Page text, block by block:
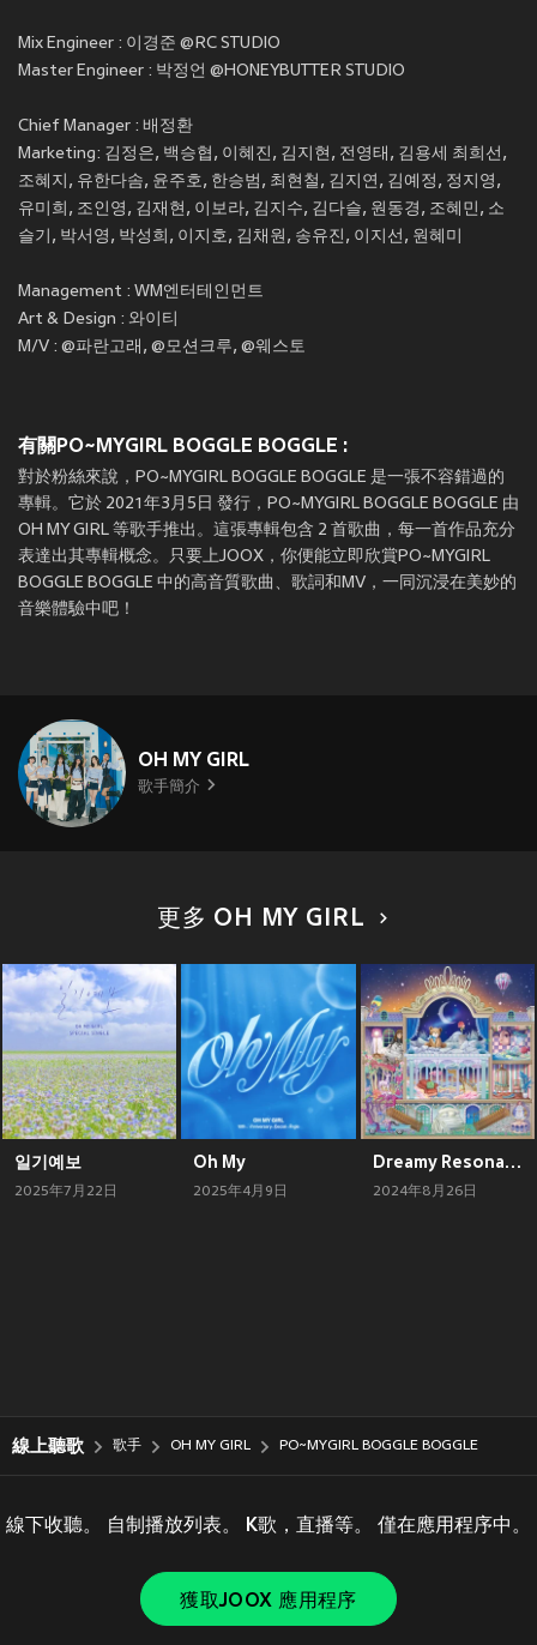
Mix Engineer : 이경준 @RC STUDIO
Master Engineer : 박정언 @HONEYBUTTER STUDIO
Chief Manager : 배정환
Marketing: 김정은, 백승협, 이혜진, 김지현, 전영태, 김용세 최희선,
조혜지, 유한다솜, 윤주호, 한승범, 최현철, 김지연, 김예정, 정지영,
유미희, 조인영, 김재현, 이보라, 김지수, 김다슬, 원동경, 조혜민, 소
슬기, 박서영, 박성희, 이지호, 김채원, 송유진, 이지선, 원혜미
Management : WM엔터테인먼트
Art & Design : 와이티
M/V : @파란고래, @모션크루, @웨스토
有關PO~MYGIRL BOGGLE BOGGLE :
對於粉絲來說，PO~MYGIRL BOGGLE BOGGLE 是一張不容錯過的
專輯。它於 2021年3月5日 發行，PO~MYGIRL BOGGLE BOGGLE 由
OH MY GIRL 等歌手推出。這張專輯包含 2 首歌曲，每一首作品充分
表達出其專輯概念。只要上JOOX，你便能立即欣賞PO~MYGIRL
BOGGLE BOGGLE 中的高音質歌曲、歌詞和MV，一同沉浸在美妙的
音樂體驗中吧！
OH MY GIRL
歌手簡介
更多 OH MY GIRL
일기예보
2025年7月22日
Oh My
2025年4月9日
Dreamy Resonance
2024年8月26日
線上聽歌 歌手 OH MY GIRL PO~MYGIRL BOGGLE BOGGLE
線下收聽。 自制播放列表。 K歌，直播等。 僅在應用程序中。
獲取JOOX 應用程序